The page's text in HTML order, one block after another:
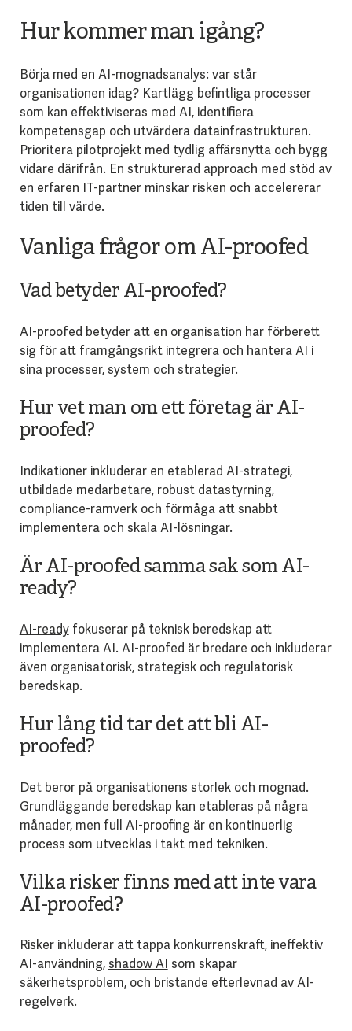
Hur kommer man igång?
Börja med en AI-mognadsanalys: var står
organisationen idag? Kartlägg befintliga processer
som kan effektiviseras med AI, identifiera
kompetensgap och utvärdera datainfrastrukturen.
Prioritera pilotprojekt med tydlig affärsnytta och bygg
vidare därifrån. En strukturerad approach med stöd av
en erfaren IT-partner minskar risken och accelererar
tiden till värde.
Vanliga frågor om AI-proofed
Vad betyder AI-proofed?
AI-proofed betyder att en organisation har förberett
sig för att framgångsrikt integrera och hantera AI i
sina processer, system och strategier.
Hur vet man om ett företag är AI-
proofed?
Indikationer inkluderar en etablerad AI-strategi,
utbildade medarbetare, robust datastyrning,
compliance-ramverk och förmåga att snabbt
implementera och skala AI-lösningar.
Är AI-proofed samma sak som AI-
ready?
AI-readyfokuserar på teknisk beredskap att
implementera AI. AI-proofed är bredare och inkluderar
även organisatorisk, strategisk och regulatorisk
beredskap.
Hur lång tid tar det att bli AI-
proofed?
Det beror på organisationens storlek och mognad.
Grundläggande beredskap kan etableras på några
månader, men full AI-proofing är en kontinuerlig
process som utvecklas i takt med tekniken.
Vilka risker finns med att inte vara
AI-proofed?
Risker inkluderar att tappa konkurrenskraft, ineffektiv
AI-användning,shadow AI som skapar
säkerhetsproblem, och bristande efterlevnad av AI-
regelverk.